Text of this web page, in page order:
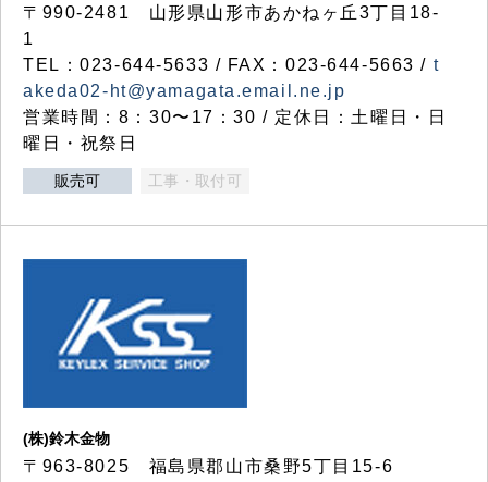
〒990-2481 山形県山形市あかねヶ丘3丁目18-
1
TEL：023-644-5633 / FAX：023-644-5663 / t
akeda02-ht@yamagata.email.ne.jp
営業時間：8：30〜17：30 / 定休日：土曜日・日
曜日・祝祭日
販売可 工事・取付可
(株)鈴木金物
〒963-8025 福島県郡山市桑野5丁目15-6